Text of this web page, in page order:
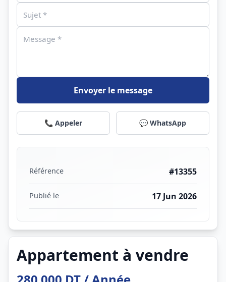
Appartement à vendre
Envoyer le message
📞 Appeler 💬 WhatsApp
Référence #13355
Publié le 17 Jun 2026